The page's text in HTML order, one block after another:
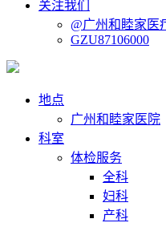
关注我们
@广州和睦家医
GZU87106000
地点
广州和睦家医院
科室
体检服务
全科
妇科
产科